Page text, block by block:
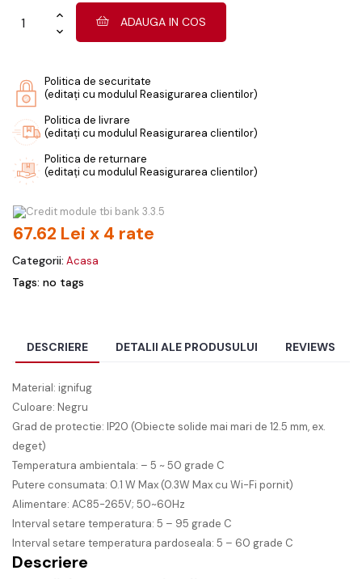
ADAUGA IN COS
Politica de securitate
(editați cu modulul Reasigurarea clientilor)
Politica de livrare
(editați cu modulul Reasigurarea clientilor)
Politica de returnare
(editați cu modulul Reasigurarea clientilor)
67.62 Lei x 4 rate
Categorii: Acasa
Tags: no tags
DESCRIERE DETALII ALE PRODUSULUI REVIEWS
Material: ignifug
Culoare: Negru
Grad de protectie: IP20 (Obiecte solide mai mari de 12.5 mm, ex.
deget)
Temperatura ambientala: – 5 ~ 50 grade C
Putere consumata: 0.1 W Max (0.3W Max cu Wi-Fi pornit)
Alimentare: AC85-265V; 50~60Hz
Interval setare temperatura: 5 – 95 grade C
Interval setare temperatura pardoseala: 5 – 60 grade C
Descriere